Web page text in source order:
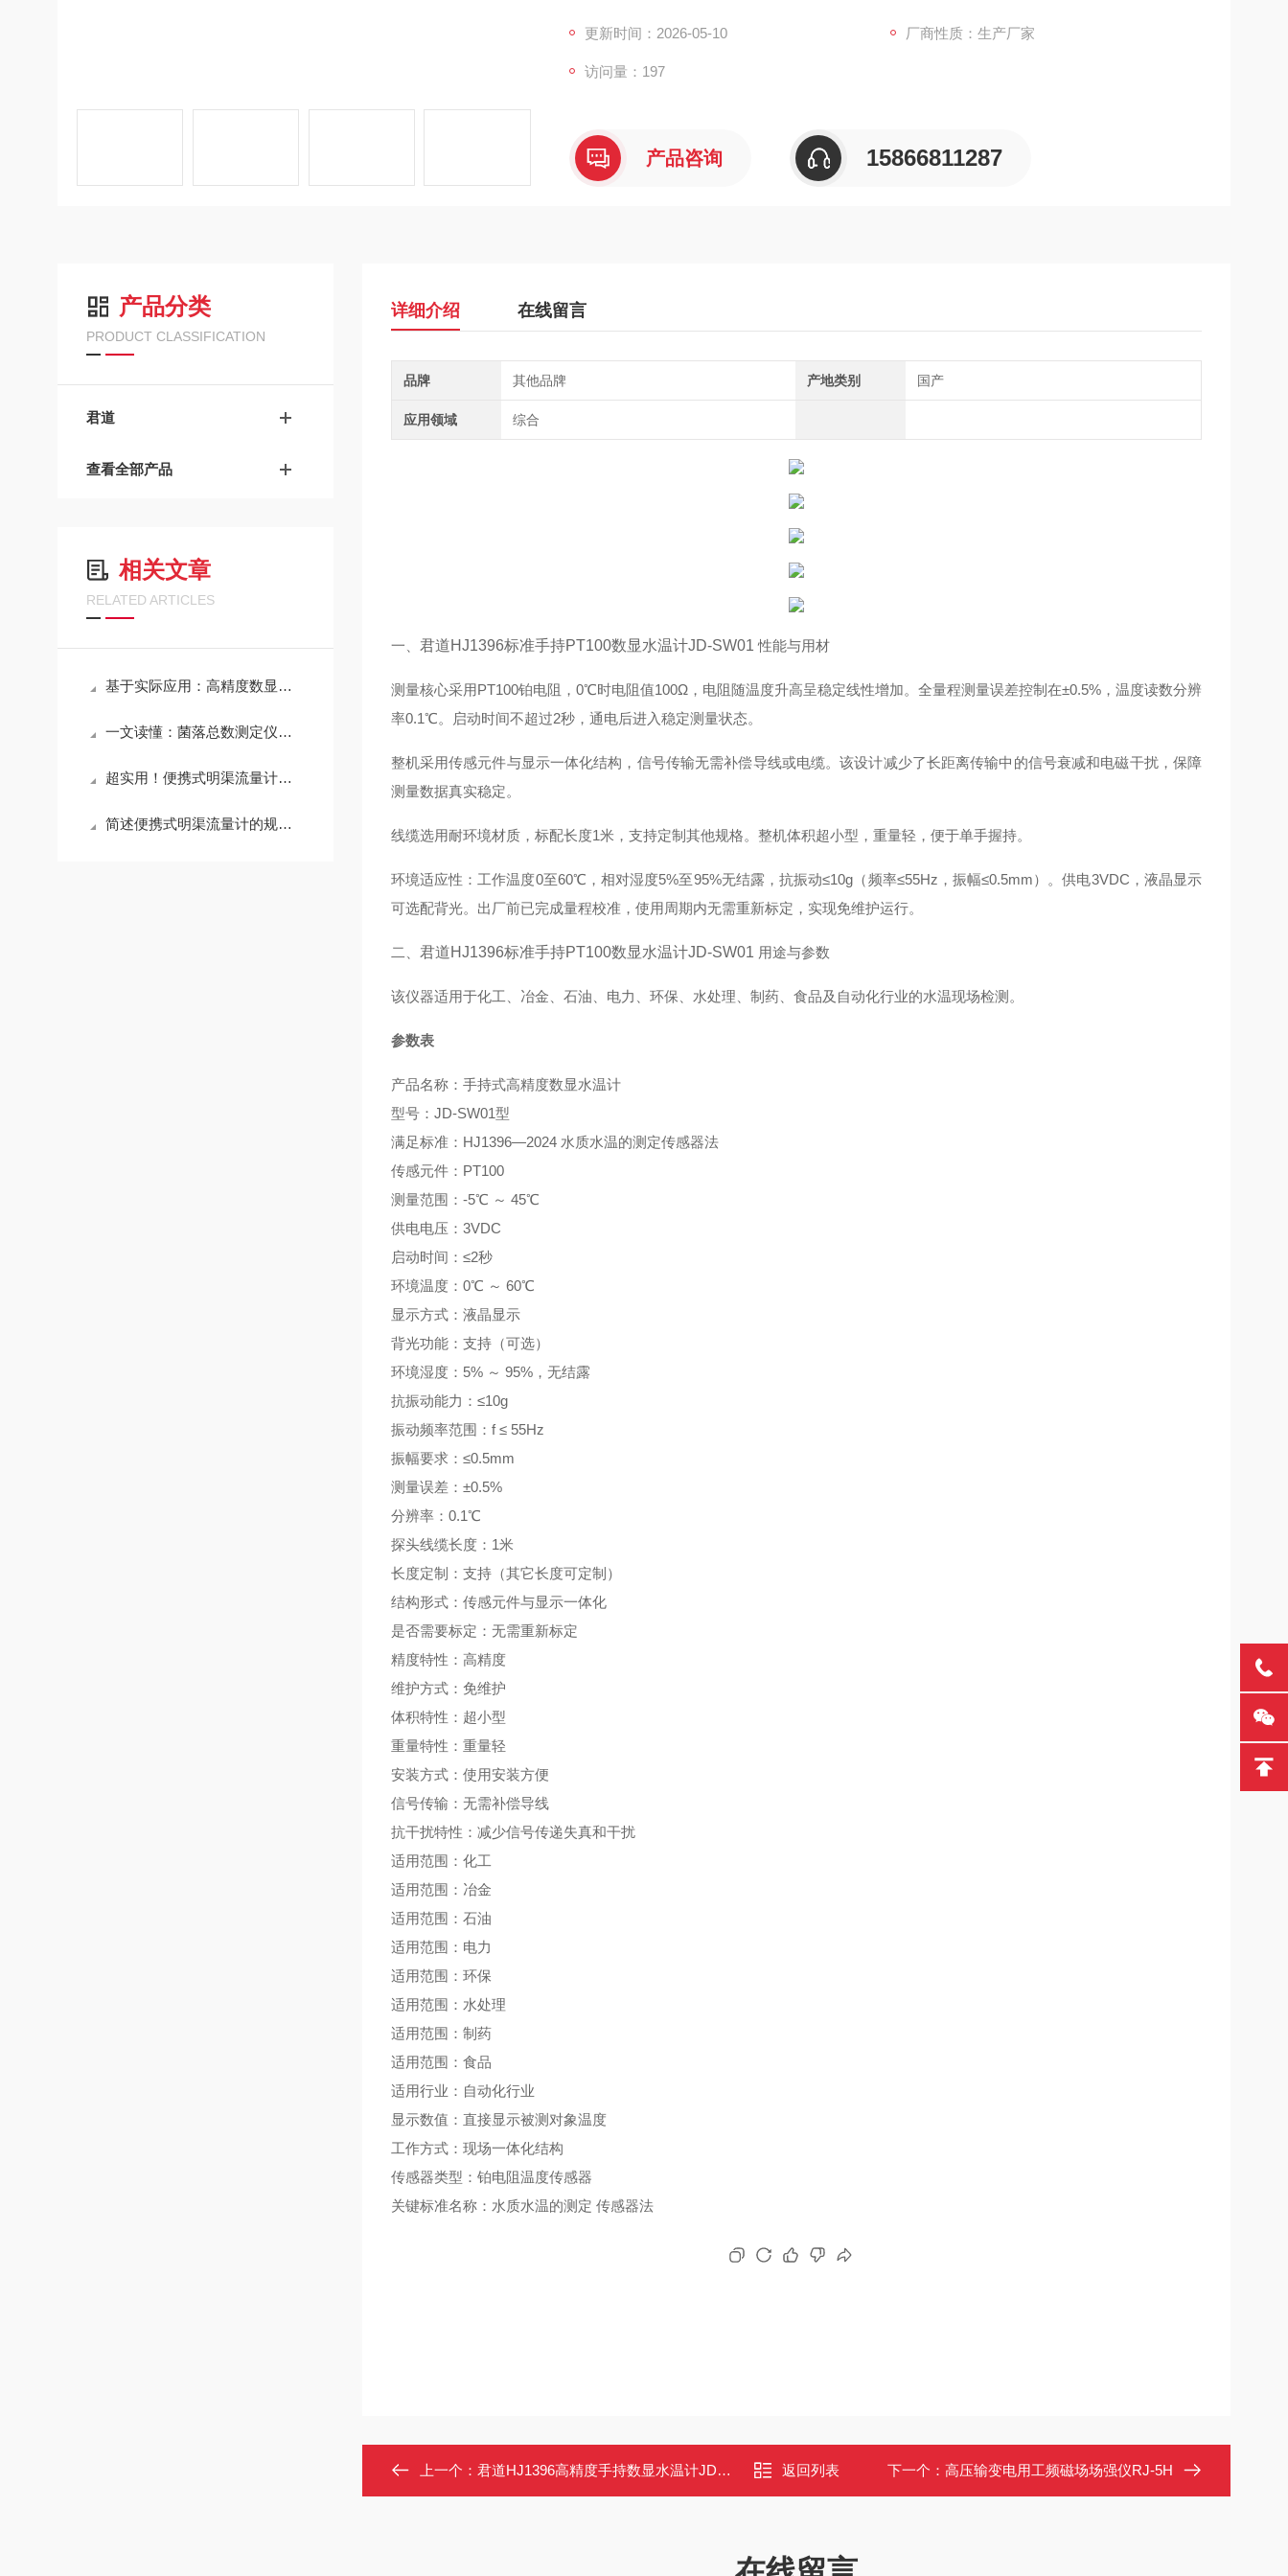
更新时间：2026-05-10 厂商性质：生产厂家
访问量：197
产品咨询 15866811287
产品分类
PRODUCT CLASSIFICATION
君道
查看全部产品
相关文章
RELATED ARTICLES
基于实际应用：高精度数显水温计常见问题诊断与解决策略
一文读懂：菌落总数测定仪在各行业的实际应用
超实用！便携式明渠流量计定期维护保养方法大汇总
简述便携式明渠流量计的规范操作流程
详细介绍 在线留言
品牌 其他品牌 产地类别 国产
应用领域 综合
一、 君道HJ1396标准手持PT100数显水温计JD-SW01 性能与用材
测量核心采用PT100铂电阻，0℃时电阻值100Ω，电阻随温度升高呈稳定线性增加。全量程测量误差控制在±0.5%，温度读数分辨
率0.1℃。启动时间不超过2秒，通电后进入稳定测量状态。
整机采用传感元件与显示一体化结构，信号传输无需补偿导线或电缆。该设计减少了长距离传输中的信号衰减和电磁干扰，保障
测量数据真实稳定。
线缆选用耐环境材质，标配长度1米，支持定制其他规格。整机体积超小型，重量轻，便于单手握持。
环境适应性：工作温度0至60℃，相对湿度5%至95%无结露，抗振动≤10g（频率≤55Hz，振幅≤0.5mm）。供电3VDC，液晶显示
可选配背光。出厂前已完成量程校准，使用周期内无需重新标定，实现免维护运行。
二、 君道HJ1396标准手持PT100数显水温计JD-SW01 用途与参数
该仪器适用于化工、冶金、石油、电力、环保、水处理、制药、食品及自动化行业的水温现场检测。
参数表
产品名称：手持式高精度数显水温计
型号：JD-SW01型
满足标准：HJ1396—2024 水质水温的测定传感器法
传感元件：PT100
测量范围：-5℃ ～ 45℃
供电电压：3VDC
启动时间：≤2秒
环境温度：0℃ ～ 60℃
显示方式：液晶显示
背光功能：支持（可选）
环境湿度：5% ～ 95%，无结露
抗振动能力：≤10g
振动频率范围：f ≤ 55Hz
振幅要求：≤0.5mm
测量误差：±0.5%
分辨率：0.1℃
探头线缆长度：1米
长度定制：支持（其它长度可定制）
结构形式：传感元件与显示一体化
是否需要标定：无需重新标定
精度特性：高精度
维护方式：免维护
体积特性：超小型
重量特性：重量轻
安装方式：使用安装方便
信号传输：无需补偿导线
抗干扰特性：减少信号传递失真和干扰
适用范围：化工
适用范围：冶金
适用范围：石油
适用范围：电力
适用范围：环保
适用范围：水处理
适用范围：制药
适用范围：食品
适用行业：自动化行业
显示数值：直接显示被测对象温度
工作方式：现场一体化结构
传感器类型：铂电阻温度传感器
关键标准名称：水质水温的测定 传感器法
上一个： 君道HJ1396高精度手持数显水温计JD-SW01 返回列表 下一个： 高压输变电用工频磁场场强仪RJ-5H